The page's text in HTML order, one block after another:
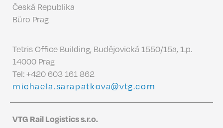
Česká Republika
Büro Prag
Tetris Office Building, Budějovická 1550/15a, 1.p.
14000 Prag
Tel:+420 603 161 862
michaela.sarapatkova@vtg.com
VTG Rail Logistics s.r.o.